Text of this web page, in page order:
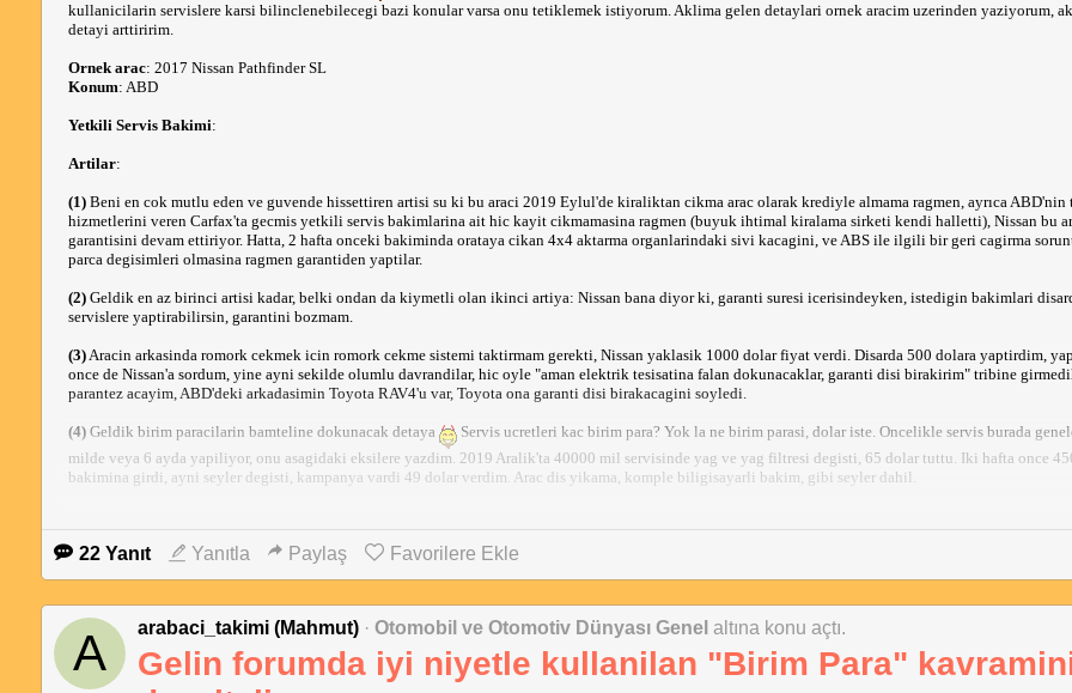
kullanicilarin servislere karsi bilinclenebilecegi bazi konular varsa onu tetiklemek istiyorum. Aklima gelen detaylari ornek aracim uzerinden yaziyorum,
detayi arttiririm.
Ornek arac: 2017 Nissan Pathfinder SL
Konum: ABD
Yetkili Servis Bakimi:
Artilar:
(1)Beni en cok mutlu eden ve guvende hissettiren artisi su ki bu araci 2019 Eylul'de kiraliktan cikma arac olarak krediyle almama ragmen, ayrıca ABD'nin
hizmetlerini veren Carfax'ta gecmis yetkili servis bakimlarina ait hic kayit cikmamasina ragmen (buyuk ihtimal kiralama sirketi kendi halletti), Nissan bu
garantisini devam ettiriyor. Hatta, 2 hafta onceki bakiminda orataya cikan 4x4 aktarma organlarindaki sivi kacagini, ve ABS ile ilgili bir geri cagirma
parca degisimleri olmasina ragmen garantiden yaptilar.
(2)Geldik en az birinci artisi kadar, belki ondan da kiymetli olan ikinci artiya: Nissan bana diyor ki, garanti suresi icerisindeyken, istedigin bakimlari
servislere yaptirabilirsin, garantini bozmam.
(3)Aracin arkasinda romork cekmek icin romork cekme sistemi taktirmam gerekti, Nissan yaklasik 1000 dolar fiyat verdi. Disarda 500 dolara yaptirdim,
once de Nissan'a sordum, yine ayni sekilde olumlu davrandilar, hic oyle "aman elektrik tesisatina falan dokunacaklar, garanti disi birakirim" tribine
parantez acayim, ABD'deki arkadasimin Toyota RAV4'u var, Toyota ona garanti disi birakacagini soyledi.
(4)Geldik birim paracilarin bamteline dokunacak detaya
Servis ucretleri kac birim para? Yok la ne birim parasi, dolar iste. Oncelikle servis burada
milde veya 6 ayda yapiliyor, onu asagidaki eksilere yazdim. 2019 Aralik'ta 40000 mil servisinde yag ve yag filtresi degisti, 65 dolar tuttu. Iki hafta once
bakimina girdi, ayni seyler degisti, kampanya vardi 49 dolar verdim. Arac dis yikama, komple biligisayarli bakim, gibi seyler dahil.
miyim dedim, yok dediler, Amazon'dan toplam 35 dolara aldim, kendim taktim.
(7)Kiraliktan aldigim arac oldugu icin 2. anahtari yoktu. Aklima takiliyordu bu durum. Nissan'a sordum, orjinal smart anahtar 320 dolar, programlamamiz
dediler. Disardan anahtarimi alsam 80'e programlar misiniz dedim, evet dediler. Cok guzel bir siteden, orjinal Nissan anahtari (bir aractan cikma ama
edilmis, sifir ayarinda) 55 dolara aldim, Nissan da 80'e programladi, 135 dolara ikinci orjinal anahtarimi yaptim. Disarda anahtarci 150 dolar
programlama
Nissan burada da gonlumu fethetti.
22 Yanıt Yanıtla Paylaş Favorilere Ekle
A arabaci_takimi (Mahmut) · Otomobil ve Otomotiv Dünyası Genel altına konu açtı.
Gelin forumda iyi niyetle kullanilan "Birim Para"